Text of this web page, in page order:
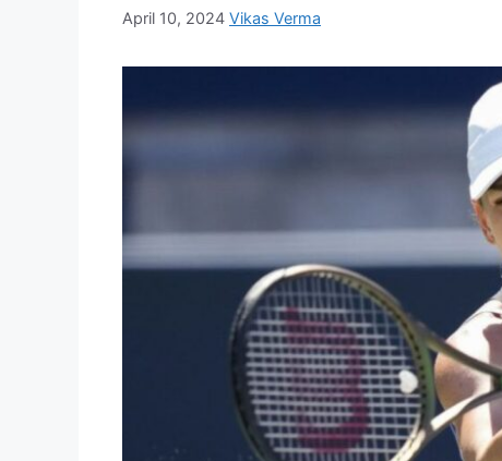
April 10, 2024 Vikas Verma